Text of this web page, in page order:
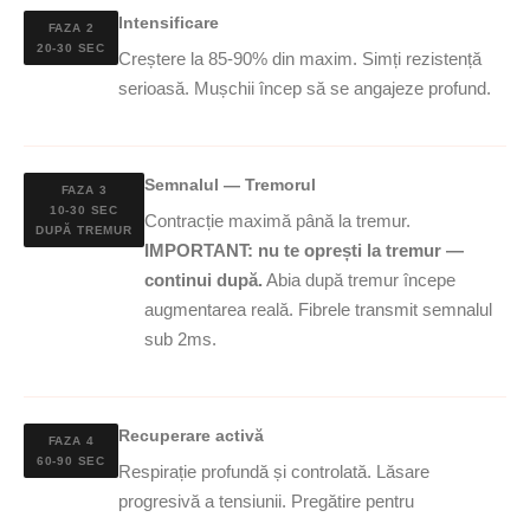
FAZA 2
20-30 SEC
Intensificare
Creștere la 85-90% din maxim. Simți rezistență
serioasă. Mușchii încep să se angajeze profund.
FAZA 3
10-30 SEC
DUPĂ TREMUR
Semnalul — Tremorul
Contracție maximă până la tremur.
IMPORTANT: nu te oprești la tremur —
continui după. Abia după tremur începe
augmentarea reală. Fibrele transmit semnalul
sub 2ms.
FAZA 4
60-90 SEC
Recuperare activă
Respirație profundă și controlată. Lăsare
progresivă a tensiunii. Pregătire pentru